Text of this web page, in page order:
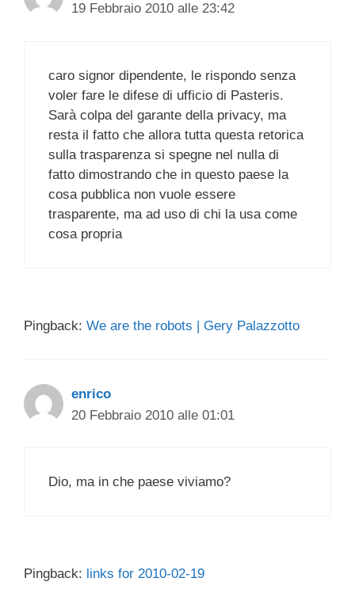
19 Febbraio 2010 alle 23:42
caro signor dipendente, le rispondo senza
voler fare le difese di ufficio di Pasteris.
Sarà colpa del garante della privacy, ma
resta il fatto che allora tutta questa retorica
sulla trasparenza si spegne nel nulla di
fatto dimostrando che in questo paese la
cosa pubblica non vuole essere
trasparente, ma ad uso di chi la usa come
cosa propria
Pingback: We are the robots | Gery Palazzotto
enrico
20 Febbraio 2010 alle 01:01
Dio, ma in che paese viviamo?
Pingback: links for 2010-02-19